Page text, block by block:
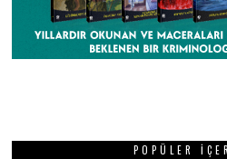
POPÜLER